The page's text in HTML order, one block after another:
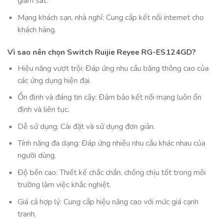
Mạng khách sạn, nhà nghỉ: Cung cấp kết nối internet cho
khách hàng.
Vì sao nên chọn Switch Ruijie Reyee RG-ES124GD?
Hiệu năng vượt trội: Đáp ứng nhu cầu băng thông cao của
các ứng dụng hiện đại.
Ổn định và đáng tin cậy: Đảm bảo kết nối mạng luôn ổn
định và liên tục.
Dễ sửdụng: Cài đặt và sửdụng đơn giản.
Tính năng đa dạng: Đáp ứng nhiều nhu cầu khác nhau của
người dùng.
Độ bền cao: Thiết kế chắc chắn, chống chịu tốt trong môi
trường làm việc khắc nghiệt.
Giá cảhợp lý: Cung cấp hiệu năng cao với mức giá cạnh
tranh.